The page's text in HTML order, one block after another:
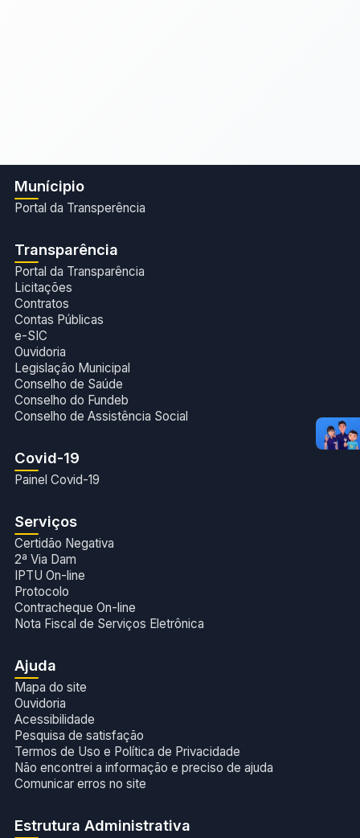
Munícipio
Portal da Transperência
Transparência
Portal da Transparência
Licitações
Contratos
Contas Públicas
e-SIC
Ouvidoria
Legislação Municipal
Conselho de Saúde
Conselho do Fundeb
Conselho de Assistência Social
Covid-19
Painel Covid-19
Serviços
Certidão Negativa
2ª Via Dam
IPTU On-line
Protocolo
Contracheque On-line
Nota Fiscal de Serviços Eletrônica
Ajuda
Mapa do site
Ouvidoria
Acessibilidade
Pesquisa de satisfação
Termos de Uso e Política de Privacidade
Não encontrei a informação e preciso de ajuda
Comunicar erros no site
Estrutura Administrativa